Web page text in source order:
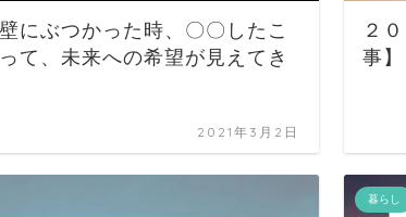
にぶつかった時、〇〇したこ
て、未来への希望が見えてき
2021年3月2日
２
事】
暮らし